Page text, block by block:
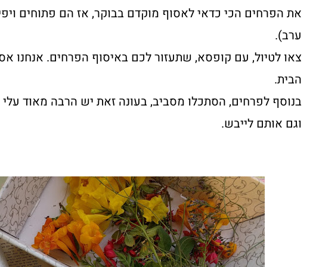
את הפרחים הכי כדאי לאסוף מוקדם בבוקר, אז הם פתוחים
ערב).
צאו לטיול, עם קופסא, שתעזור לכם באיסוף הפרחים. אנחנו
הבית.
בנוסף לפרחים, הסתכלו מסביב, בעונה זאת יש הרבה מאוד
וגם אותם לייבש.